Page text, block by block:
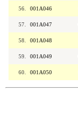
56. 001A046
57. 001A047
58. 001A048
59. 001A049
60. 001A050